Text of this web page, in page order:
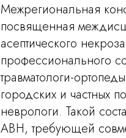
Межрегиональная
посвященная
асептического
профессионального
травматологи-
городских и частных
неврологи. Такой
АВН, требующей